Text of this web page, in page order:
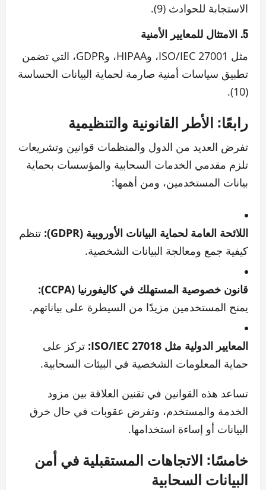
الاستجابة للحوادث (9).
5. الامتثال للمعايير الأمنية
مثل ISO/IEC 27001، وHIPAA، وGDPR، التي تضمن
تطبيق سياسات أمنية صارمة لحماية البيانات الحساسة
(10).
رابعًا: الأطر القانونية والتنظيمية
تفرض العديد من الدول والمنظمات قوانين وتشريعات
تلزم مقدمي الخدمات السحابية والمؤسسات بحماية
بيانات المستخدمين، ومن أهمها:
اللائحة العامة لحماية البيانات الأوروبية (GDPR):
تنظم
كيفية جمع ومعالجة البيانات الشخصية.
قانون خصوصية المستهلك في كاليفورنيا (CCPA):
يمنح المستخدمين مزيدًا من السيطرة على بياناتهم.
المعايير الدولية مثل ISO/IEC 27018:
تركز على
حماية المعلومات الشخصية في البيئات السحابية.
تساعد هذه القوانين في تقنين العلاقة بين مزود
الخدمة والمستخدم، وتفرض عقوبات في حال خرق
البيانات أو إساءة استخدامها.
خامسًا: الاتجاهات المستقبلية في أمن
البيانات السحابية